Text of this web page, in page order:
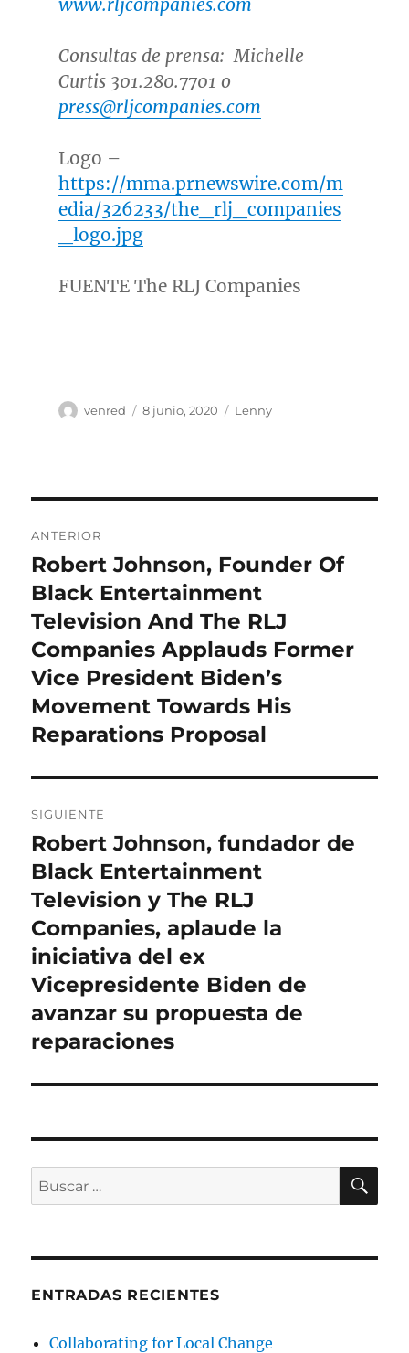
Consultas de prensa: Michelle
Curtis301.280.7701 o
press@rljcompanies.com
Logo –
https://mma.prnewswire.com/m
edia/326233/the_rlj_companies
_logo.jpg
FUENTE The RLJ Companies
Autor
venred
Publicado
8 junio, 2020 Categorías
Lenny
de
entradas
ANTERIOR
Entrada
anterior:
Robert Johnson, Founder Of
Black Entertainment
Television And The RLJ
Companies Applauds Former
Vice President Biden’s
Movement Towards His
Reparations Proposal
SIGUIENTE
Entrada
siguiente:
Robert Johnson, fundador de
Black Entertainment
Television y The RLJ
Companies, aplaude la
iniciativa del ex
Vicepresidente Biden de
avanzar su propuesta de
reparaciones
Buscar
por:
ENTRADAS RECIENTES
Collaborating for Local Change